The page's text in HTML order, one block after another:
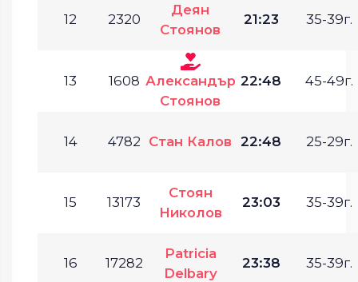
12 2320
Деян
Стоянов
21:23 35-39г.
13 1608 Александър
Стоянов
22:48 45-49г.
14 4782 Стан Калов 22:48 25-29г.
15 13173
Стоян
Николов
23:03 35-39г.
16 17282
Patricia
Delbary
23:38 35-39г.